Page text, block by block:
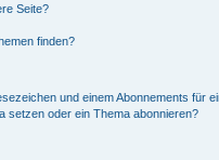
Seite?
finden?
und einem Abonnements für
setzen oder ein Thema abonnieren?